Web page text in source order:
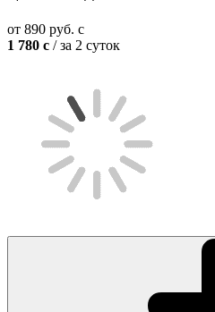
от 890 руб. c
1 780 c / за 2 суток